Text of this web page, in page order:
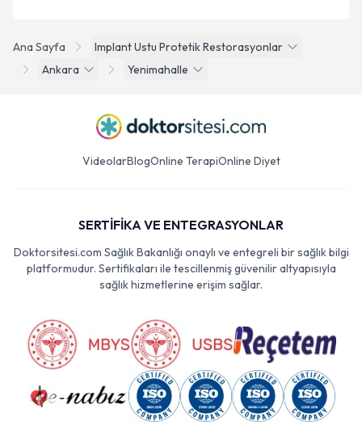
Ana Sayfa
Implant Ustu Protetik Restorasyonlar
Ankara
Yenimahalle
VideolarBlogOnline TerapiOnline Diyet
SERTİFİKA VE ENTEGRASYONLAR
Doktorsitesi.com Sağlık Bakanlığı onaylı ve entegreli bir sağlık bilgi
platformudur. Sertifikaları ile tescillenmiş güvenilir altyapısıyla
sağlık hizmetlerine erişim sağlar.